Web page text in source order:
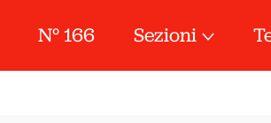
N° 166 Sezioni